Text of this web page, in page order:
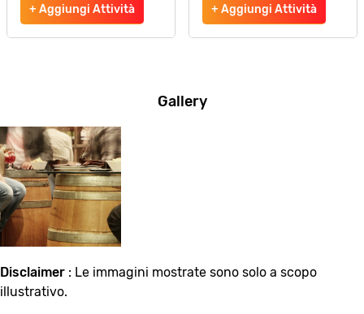
+ Aggiungi Attività + Aggiungi Attività
Gallery
Disclaimer : Le immagini mostrate sono solo a scopo
illustrativo.